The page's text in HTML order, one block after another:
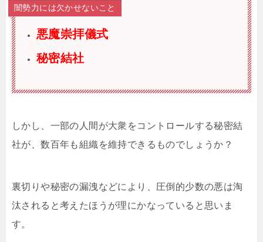
闇勢力には欠かせないこと
悪魔崇拝儀式
秘密結社
しかし、一部の人間が大衆をコントロールする秘密結
社が、数百年も組織を維持できるものでしょうか？
裏切りや秘密の漏洩などにより、圧倒的少数の悪は淘
汰されると考えたほうが理にかなっていると思いま
す。